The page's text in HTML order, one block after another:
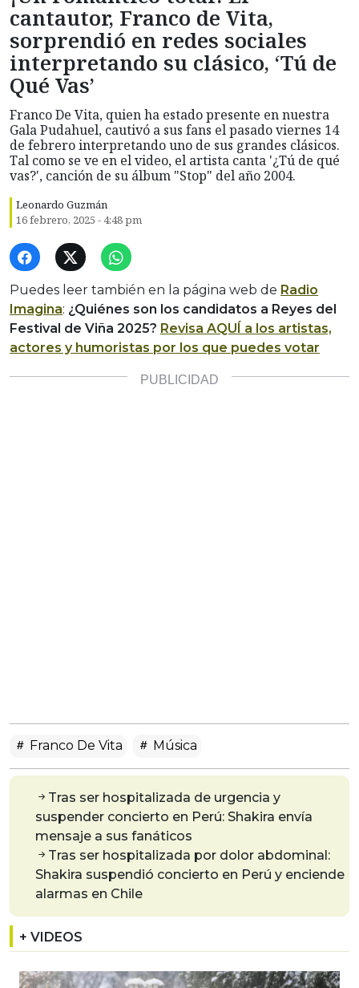
cantautor, Franco de Vita,
sorprendió en redes sociales
interpretando su clásico, ‘Tú de
Qué Vas’
Franco De Vita, quien ha estado presente en nuestra
Gala Pudahuel, cautivó a sus fans el pasado viernes 14
de febrero interpretando uno de sus grandes clásicos.
Tal como se ve en el video, el artista canta '¿Tú de qué
vas?', canción de su álbum "Stop" del año 2004.
Leonardo Guzmán
16 febrero, 2025 - 4:48 pm
Puedes leer también en la página web de Radio
Imagina: ¿Quiénes son los candidatos a Reyes del
Festival de Viña 2025? Revisa AQUÍ a los artistas,
actores y humoristas por los que puedes votar
Franco De Vita Música
Tras ser hospitalizada de urgencia y
suspender concierto en Perú: Shakira envía
mensaje a sus fanáticos
Tras ser hospitalizada por dolor abdominal:
Shakira suspendió concierto en Perú y enciende
alarmas en Chile
+ VIDEOS